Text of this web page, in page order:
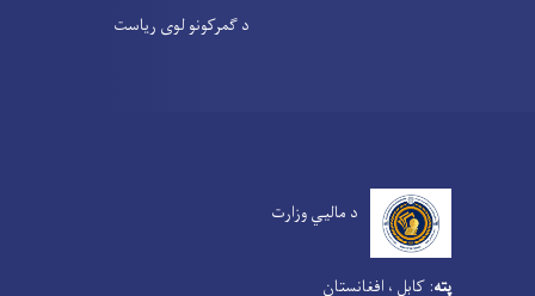
د گمرکونو لوی ریاست
د مالیي وزارت
پته: کابل ، افغانستان